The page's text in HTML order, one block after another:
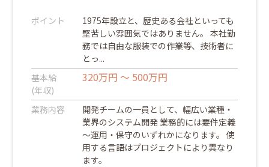
ポイント
1975年設立と、歴史ある会社といっても
堅苦しい雰囲気ではありません。 本社勤
務では自由な服装での作業等、技術者に
とっ...
基本給
(年収)
320万円 ～ 500万円
業務内容
開発チームの一員として、幅広い業種・
業界のシステム開発 業務的には要件定義
～運用・保守のいずれかになります。 使
用する言語はプロジェクトにより異なり
ます。